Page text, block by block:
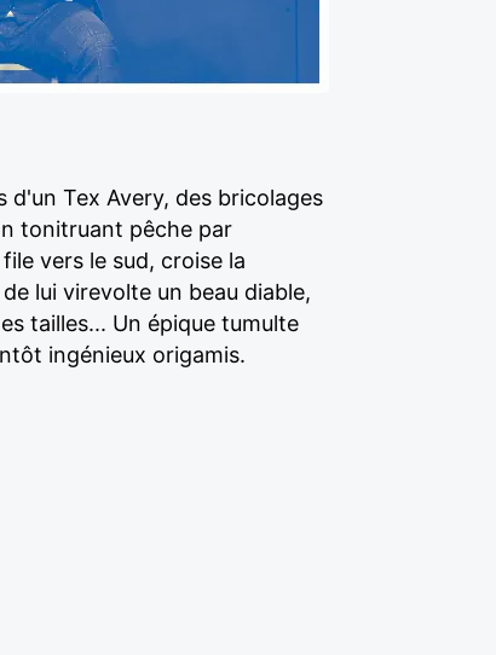
d'un Tex Avery, des bricolages
tonitruant pêche par
vers le sud, croise la
lui virevolte un beau diable,
tailles... Un épique tumulte
ingénieux origamis.